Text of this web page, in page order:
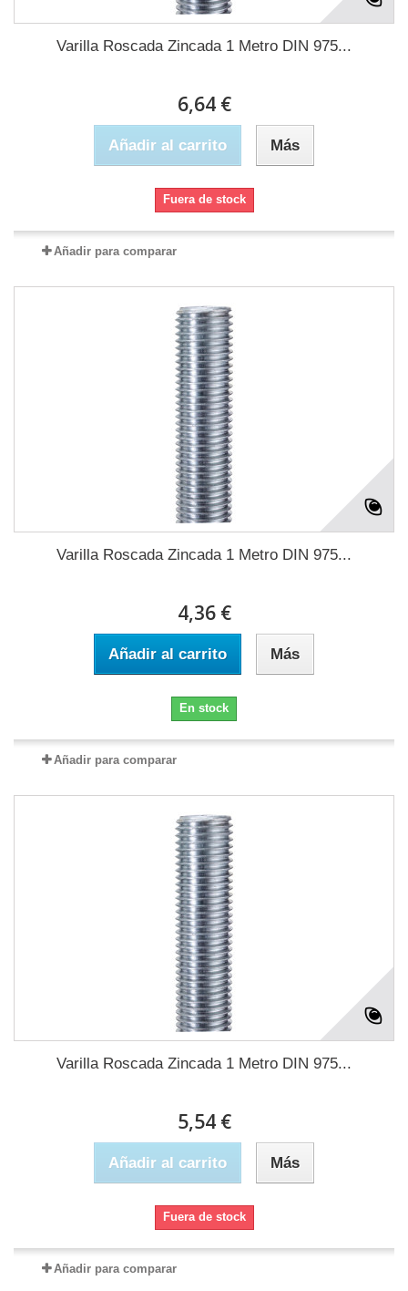
Varilla Roscada Zincada 1 Metro DIN 975...
6,64 €
Añadir al carrito Más
Fuera de stock
Añadir para comparar
Varilla Roscada Zincada 1 Metro DIN 975...
4,36 €
Añadir al carrito Más
En stock
Añadir para comparar
Varilla Roscada Zincada 1 Metro DIN 975...
5,54 €
Añadir al carrito Más
Fuera de stock
Añadir para comparar